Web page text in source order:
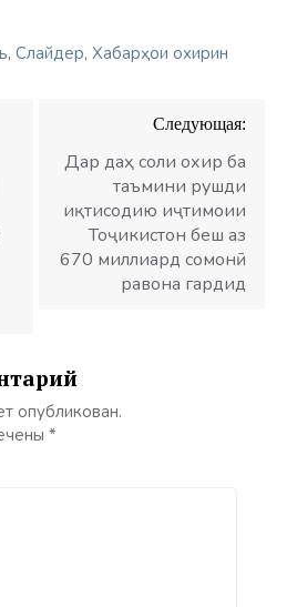
, Слайдер, Хабарҳои охирин
Следующая:
Дар даҳ соли охир ба
таъмини рушди
иқтисодию иҷтимоии
Тоҷикистон беш аз
670 миллиард сомонӣ
равона гардид
опубликован.
*